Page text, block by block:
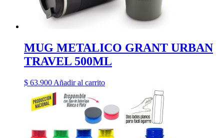
MUG METALICO GRANT URBAN
TRAVEL 500ML
$ 63.900 Añadir al carrito